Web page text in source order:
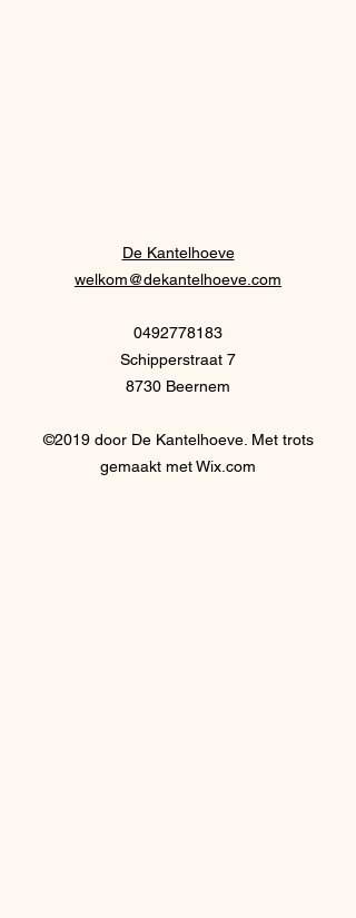
De Kantelhoeve
welkom@dekantelhoeve.com
0492778183
Schipperstraat 7
8730 Beernem
©2019 door De Kantelhoeve. Met trots
gemaakt met Wix.com